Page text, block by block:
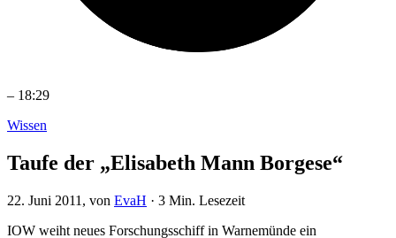
– 18:29
Wissen
Taufe der „Elisabeth Mann Borgese“
22. Juni 2011 , von EvaH · 3 Min. Lesezeit
IOW weiht neues Forschungsschiff in Warnemünde ein